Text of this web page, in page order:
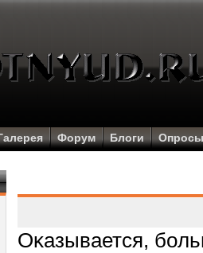
Форум Блоги Опросы
Оκазывается,